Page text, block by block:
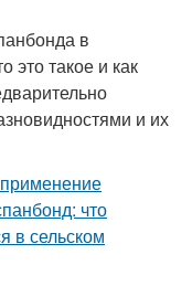
в
это такое и как
и их